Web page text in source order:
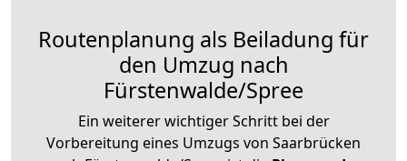
Routenplanung als Beiladung für
den Umzug nach
Fürstenwalde/Spree
Ein weiterer wichtiger Schritt bei der
Vorbereitung eines Umzugs von Saarbrücken